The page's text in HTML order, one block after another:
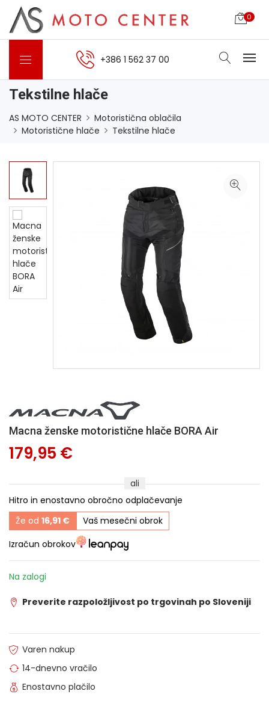
0
+386 1 562 37 00
Tekstilne hlače
AS MOTO CENTER
Motoristična oblačila
Motoristične hlače
Tekstilne hlače
Macna ženske motoristične hlače BORA Air
179,95 €
ali
Hitro in enostavno obročno odplačevanje
Že od 16,91 €
Vaš mesečni obrok
Izračun obrokov
Na zalogi
Preverite razpoložljivost po trgovinah po Sloveniji
Varen nakup
14-dnevno vračilo
Enostavno plačilo